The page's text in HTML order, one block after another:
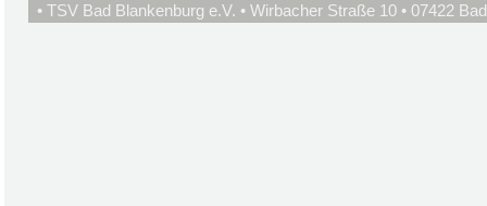
• TSV Bad Blankenburg e.V. • Wirbacher Straße 10 • 07422